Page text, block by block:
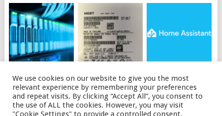
独立服务器
识别的可能原因及解决
办法
装HACS
We use cookies on our website to give you the most
relevant experience by remembering your preferences
and repeat visits. By clicking “Accept All”, you consent to
the use of ALL the cookies. However, you may visit
"Cookie Settings" to provide a controlled consent.